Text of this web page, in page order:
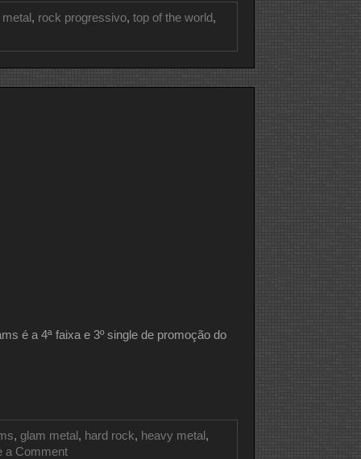
, rock progressivo, top of the world,
é a 4ª faixa e 3º single de promoção do
, glam metal, hard rock, heavy metal,
a Commenton